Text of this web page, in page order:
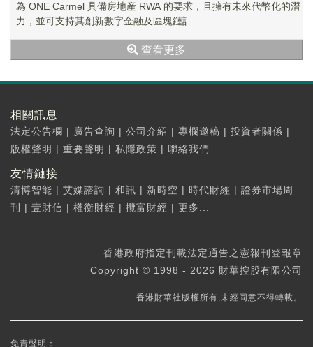
為 ONE Carmel 具備房地産 RWA 的要求，且擁有未來代幣化的潛
力，並可支持其創新數字金融及區塊鏈計...
查看更多
相關訊息
法定公告欄 | 廣告查詢 | 公司介紹 | 專欄邀稿 | 投資者關係 |
版權聲明 | 重要聲明 | 私隱政策 | 聯絡我們
友情鏈接
清博智能 | 艾媒諮詢 | 和訊 | 新時空 | 時代財經 | 證券市場周
刊
| 壹財信 | 權衡財經 | 攬富財經 | 更多...
香港政府指定刊載法定通告之憲報刊登報章
Copyright © 1998 - 2026 財華控股有限公司
香港財華社版權所有,未經同意不得轉載。
免責聲明：